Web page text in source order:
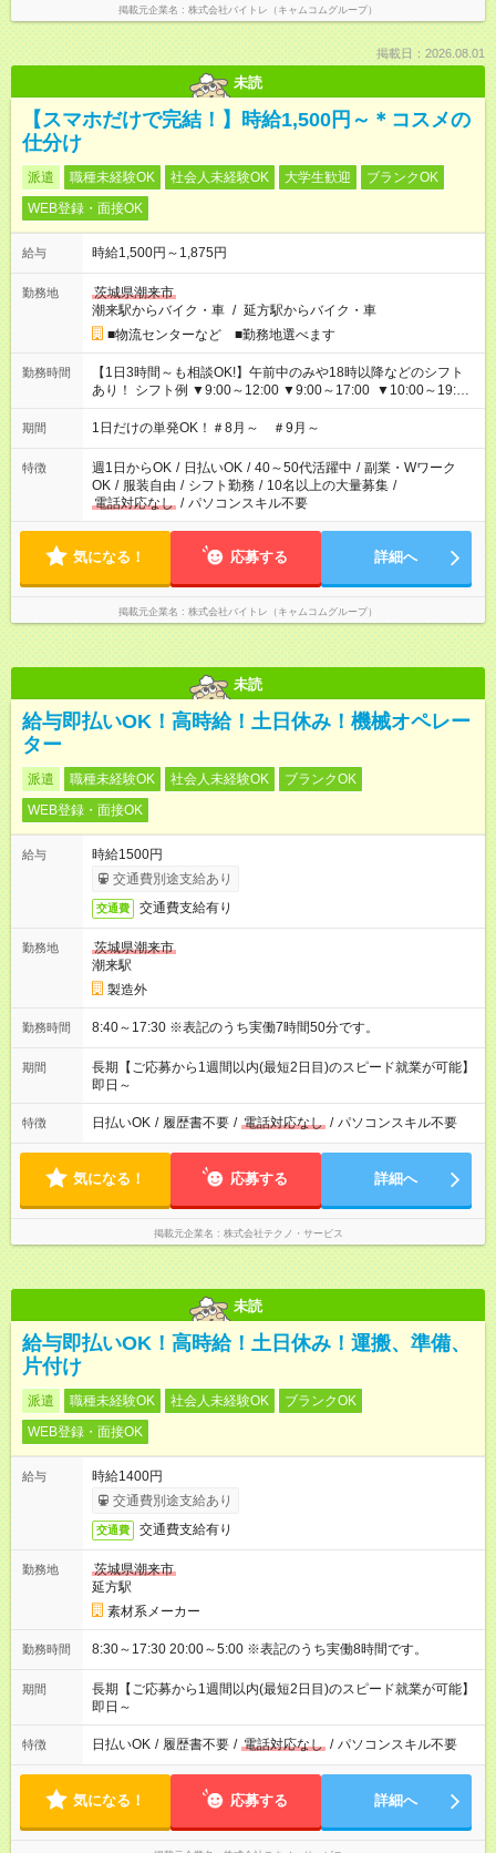
掲載元企業名 株式会社バイトレ（キャムコムグループ）
掲載日：2026.08.01
未読
【スマホだけで完結！】時給1,500円～＊コスメの
仕分け
派遣 職種未経験OK 社会人未経験OK 大学生歓迎
ブランクOK
WEB登録・面接OK
給与 時給1,500円～1,875円
勤務地
茨城県潮来市
潮来駅からバイク・車 / 延方駅からバイク・車
■物流センターなど ■勤務地選べます
勤務時間
【1日3時間～も相談OK!】午前中のみや18時以降などのシフト
あり！ シフト例 ▼9:00～12:00 ▼9:00～17:00 ▼10:00～19:00
▼18:00～21:00
期間 1日だけの単発OK！＃8月～ ＃9月～
特徴 週1日からOK / 日払いOK / 40～50代活躍中 / 副業・Wワーク
OK / 服装自由 / シフト勤務 / 10名以上の大量募集 /
電話対応なし / パソコンスキル不要
気になる！ 応募する 詳細へ
掲載元企業名 株式会社バイトレ（キャムコムグループ）
未読
給与即払いOK！高時給！土日休み！機械オペレー
ター
派遣 職種未経験OK 社会人未経験OK
ブランクOK
WEB登録・面接OK
給与
時給1500円
交通費別途支給あり
交通費 交通費支給有り
勤務地
茨城県潮来市
潮来駅
製造外
勤務時間 8:40～17:30 ※表記のうち実働7時間50分です。
期間
長期【ご応募から1週間以内(最短2日目)のスピード就業が可能】
即日～
特徴 日払いOK / 履歴書不要 / 電話対応なし / パソコンスキル不要
気になる！ 応募する 詳細へ
掲載元企業名 株式会社テクノ・サービス
未読
給与即払いOK！高時給！土日休み！運搬、準備、
片付け
派遣 職種未経験OK 社会人未経験OK
ブランクOK
WEB登録・面接OK
給与
時給1400円
交通費別途支給あり
交通費 交通費支給有り
勤務地
茨城県潮来市
延方駅
素材系メーカー
勤務時間 8:30～17:30 20:00～5:00 ※表記のうち実働8時間です。
期間
長期【ご応募から1週間以内(最短2日目)のスピード就業が可能】
即日～
特徴 日払いOK / 履歴書不要 / 電話対応なし / パソコンスキル不要
気になる！ 応募する 詳細へ